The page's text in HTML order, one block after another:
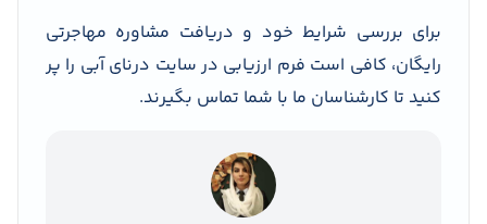
برای بررسی شرایط خود و دریافت مشاوره مهاجرتی
رایگان، کافی است فرم ارزیابی در سایت درنای آبی را پر
کنید تا کارشناسان ما با شما تماس بگیرند.